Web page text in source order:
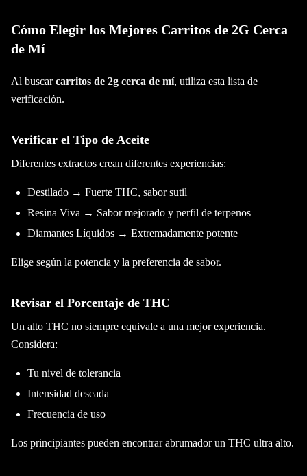
Cómo Elegir los Mejores Carritos de 2G Cerca
de Mí
Al buscarcarritos de 2g cerca de mí, utiliza esta lista de
verificación.
Verificar el Tipo de Aceite
Diferentes extractos crean diferentes experiencias:
Destilado → Fuerte THC, sabor sutil
Resina Viva → Sabor mejorado y perfil de terpenos
Diamantes Líquidos → Extremadamente potente
Elige según la potencia y la preferencia de sabor.
Revisar el Porcentaje de THC
Un alto THC no siempre equivale a una mejor experiencia.
Considera:
Tu nivel de tolerancia
Intensidad deseada
Frecuencia de uso
Los principiantes pueden encontrar abrumador un THC ultra alto.